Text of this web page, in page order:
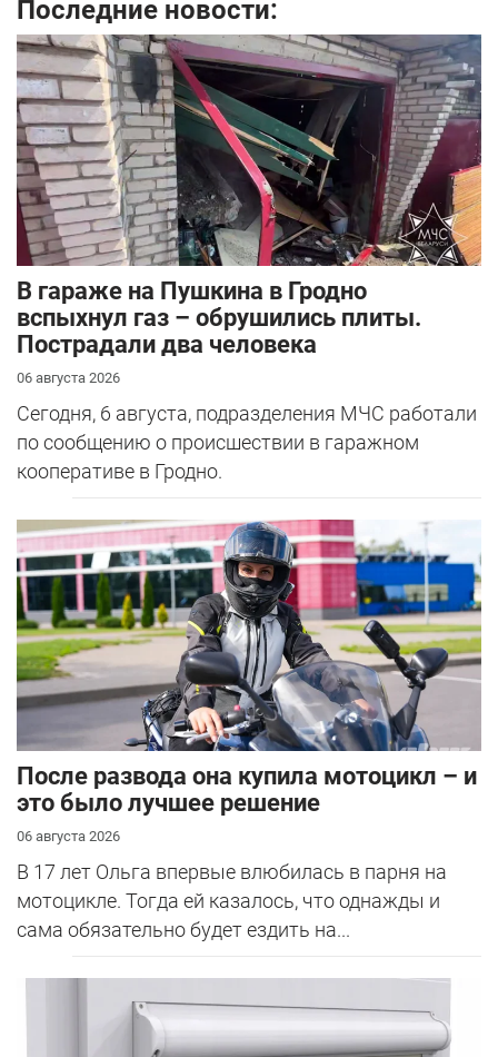
Последние новости:
В гараже на Пушкина в Гродно
вспыхнул газ – обрушились плиты.
Пострадали два человека
06 августа 2026
Сегодня, 6 августа, подразделения МЧС работали
по сообщению о происшествии в гаражном
кооперативе в Гродно.
После развода она купила мотоцикл – и
это было лучшее решение
06 августа 2026
В 17 лет Ольга впервые влюбилась в парня на
мотоцикле. Тогда ей казалось, что однажды и
сама обязательно будет ездить на...